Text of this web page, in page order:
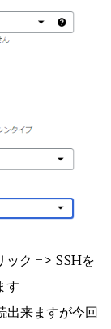
ック -> SSHを
す
出来ますが今回